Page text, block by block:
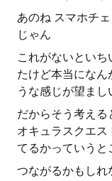
あのね スマホチ
じゃん
これがないとい
たけど本当になん
うな感じが望まし
だからそう考え
オキュラスクエ
てるかっていうと
つながるかもしれ